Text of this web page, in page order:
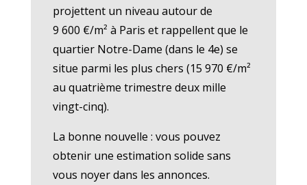
projettent un niveau autour de
9 600 €/m² à Paris et rappellent que le
quartier Notre-Dame (dans le 4e) se
situe parmi les plus chers (15 970 €/m²
au quatrième trimestre deux mille
vingt-cinq).
La bonne nouvelle : vous pouvez
obtenir une estimation solide sans
vous noyer dans les annonces.